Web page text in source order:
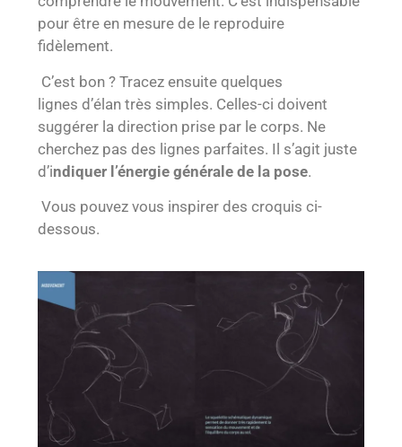
pour être en mesure de le reproduire
fidèlement.
C’est bon ? Tracez ensuite quelques
lignes d’élan très simples. Celles-ci doivent
suggérer la direction prise par le corps. Ne
cherchez pas des lignes parfaites. Il s’agit juste
d’indiquer l’énergie générale de la pose.
Vous pouvez vous inspirer des croquis ci-
dessous.